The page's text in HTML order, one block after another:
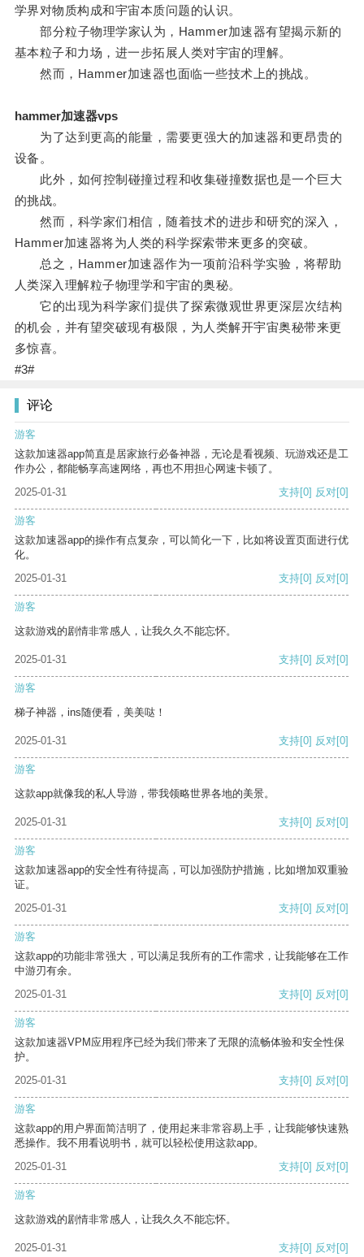
学界对物质构成和宇宙本质问题的认识。
部分粒子物理学家认为，Hammer加速器有望揭示新的
基本粒子和力场，进一步拓展人类对宇宙的理解。
然而，Hammer加速器也面临一些技术上的挑战。
hammer加速器vps
为了达到更高的能量，需要更强大的加速器和更昂贵的
设备。
此外，如何控制碰撞过程和收集碰撞数据也是一个巨大
的挑战。
然而，科学家们相信，随着技术的进步和研究的深入，
Hammer加速器将为人类的科学探索带来更多的突破。
总之，Hammer加速器作为一项前沿科学实验，将帮助
人类深入理解粒子物理学和宇宙的奥秘。
它的出现为科学家们提供了探索微观世界更深层次结构
的机会，并有望突破现有极限，为人类解开宇宙奥秘带来更
多惊喜。
#3#
评论
游客
这款加速器app简直是居家旅行必备神器，无论是看视频、玩游戏还是工
作办公，都能畅享高速网络，再也不用担心网速卡顿了。
2025-01-31
支持[0] 反对[0]
游客
这款加速器app的操作有点复杂，可以简化一下，比如将设置页面进行优
化。
2025-01-31
支持[0] 反对[0]
游客
这款游戏的剧情非常感人，让我久久不能忘怀。
2025-01-31 支持[0] 反对[0]
游客
梯子神器，ins随便看，美美哒！
2025-01-31 支持[0] 反对[0]
游客
这款app就像我的私人导游，带我领略世界各地的美景。
2025-01-31 支持[0] 反对[0]
游客
这款加速器app的安全性有待提高，可以加强防护措施，比如增加双重验
证。
2025-01-31
支持[0] 反对[0]
游客
这款app的功能非常强大，可以满足我所有的工作需求，让我能够在工作
中游刃有余。
2025-01-31
支持[0] 反对[0]
游客
这款加速器VPM应用程序已经为我们带来了无限的流畅体验和安全性保
护。
2025-01-31
支持[0] 反对[0]
游客
这款app的用户界面简洁明了，使用起来非常容易上手，让我能够快速熟
悉操作。我不用看说明书，就可以轻松使用这款app。
2025-01-31
支持[0] 反对[0]
游客
这款游戏的剧情非常感人，让我久久不能忘怀。
2025-01-31 支持[0] 反对[0]